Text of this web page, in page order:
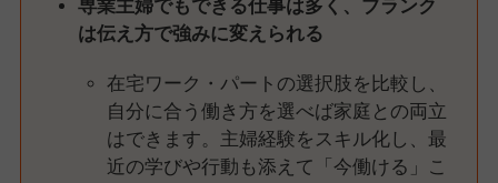
専業主婦でもできる仕事は多く、ブランク
は伝え方で強みに変えられる
在宅ワーク・パートの選択肢を比較し、
自分に合う働き方を選べば家庭との両立
はできます。主婦経験をスキル化し、最
近の学びや行動も添えて「今働ける」こ